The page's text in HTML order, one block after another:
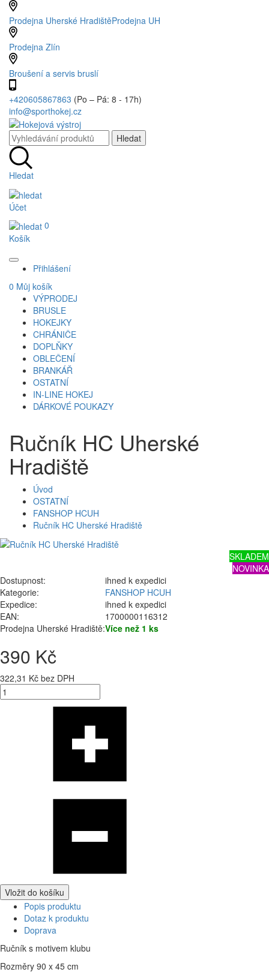
Prodejna Uherské HradištěProdejna UH
Prodejna Zlín
Broušení a servis bruslí
+420605867863 (Po – Pá: 8 - 17h)
info@sporthokej.cz
Hledat
Účet
0
Košík
Přihlášení
0 Můj košík
VÝPRODEJ
BRUSLE
HOKEJKY
CHRÁNIČE
DOPLŇKY
OBLEČENÍ
BRANKÁŘ
OSTATNÍ
IN-LINE HOKEJ
DÁRKOVÉ POUKAZY
Ručník HC Uherské
Hradiště
Úvod
OSTATNÍ
FANSHOP HCUH
Ručník HC Uherské Hradiště
SKLADEM
NOVINKA
Dostupnost:
ihned k expedici
Kategorie:
FANSHOP HCUH
Expedice:
ihned k expedici
EAN:
1700000116312
Prodejna Uherské Hradiště:Více než 1 ks
390 Kč
322,31 Kč bez DPH
Vložit do košíku
Popis produktu
Dotaz k produktu
Doprava
Ručník s motivem klubu
Rozměry 90 x 45 cm